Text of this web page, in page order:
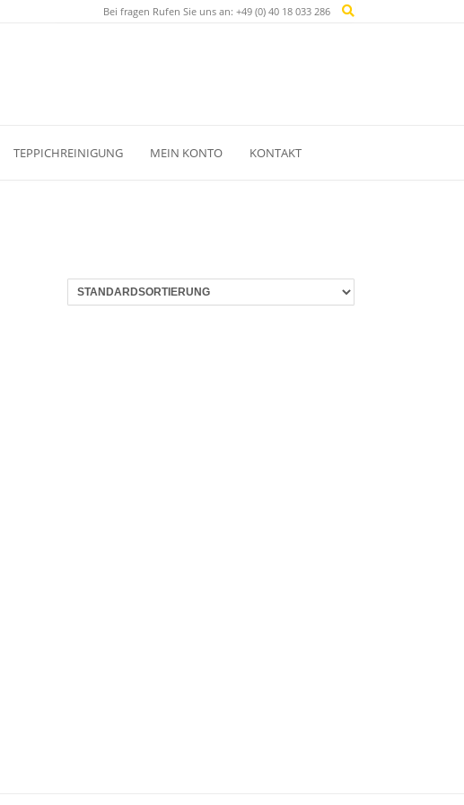
Bei fragen Rufen Sie uns an: +49 (0) 40 18 033 286
TEPPICHREINIGUNG MEIN KONTO KONTAKT